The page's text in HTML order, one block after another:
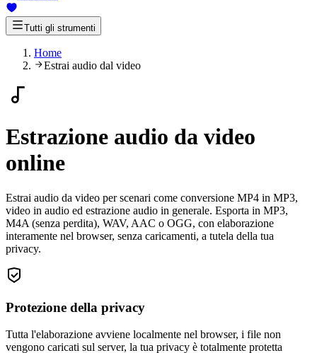
Tutti gli strumenti
Home
Estrai audio dal video
Estrazione audio da video
online
Estrai audio da video per scenari come conversione MP4 in MP3,
video in audio ed estrazione audio in generale. Esporta in MP3,
M4A (senza perdita), WAV, AAC o OGG, con elaborazione
interamente nel browser, senza caricamenti, a tutela della tua
privacy.
Protezione della privacy
Tutta l'elaborazione avviene localmente nel browser, i file non
vengono caricati sul server, la tua privacy è totalmente protetta